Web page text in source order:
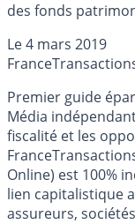
des fonds
la performance.
dans le même
là, et aura remisé
ou pas, au 31
préparation de
précédent, doit-on
accident de
Le4 mars 2019
France
Premier guide
Média
fiscalité et les
Online) est 100%
lien capitalistique
assureurs,